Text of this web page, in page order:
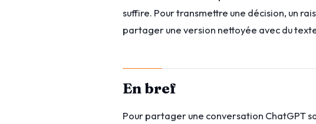
suffire. Pour transmettre une décision, un
partager une version nettoyée avec du
En bref
Pour partager une conversation ChatGPT